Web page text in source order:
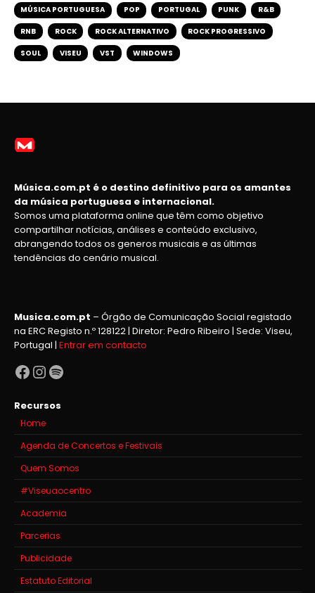
MÚSICA PORTUGUESA POP PORTUGAL PUNK R&B
RNB ROCK ROCK ALTERNATIVO ROCK PROGRESSIVO
SOUL VISEU VST WINDOWS
Música.com.pt é o destino definitivo para os amantes
da música portuguesa e internacional.
Somos uma plataforma online que têm como objetivo
compartilhar notícias, análises e conteúdo exclusivo,
abrangendo todos os generos musicais e as últimas
tendências do cenário musical.
Musica.com.pt – Órgão de Comunicação Social registado
na ERC Registo n.º 128122 | Diretor: Pedro Ribeiro | Sede: Viseu,
Portugal | Entrar em contacto
Facebook
Instagram
Spotify
Recursos
Home
Agenda de Concertos e Festivais
Quem Somos
#Viseuaocentro
Academia
Parcerias
Publicidade
Estatuto Editorial